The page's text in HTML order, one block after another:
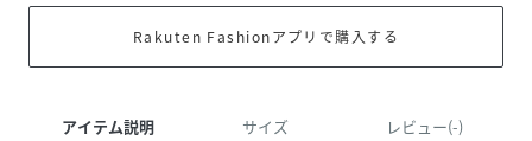
Rakuten Fashionアプリで購入する
アイテム説明 サイズ レビュー(-)